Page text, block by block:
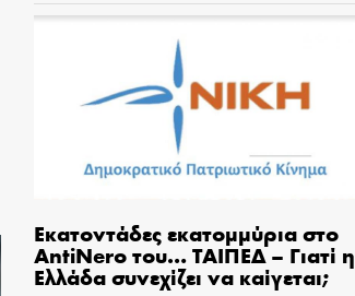
Εκατοντάδες εκατομμύρια στο
AntiNero του… ΤΑΙΠΕΔ – Γιατί η
Ελλάδα συνεχίζει να καίγεται;